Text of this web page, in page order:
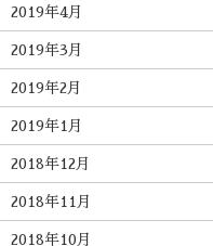
2019年4月
2019年3月
2019年2月
2019年1月
2018年12月
2018年11月
2018年10月